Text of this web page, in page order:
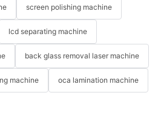
screen polishing machine
lcd separating machine
back glass removal laser machine
machine oca lamination machine